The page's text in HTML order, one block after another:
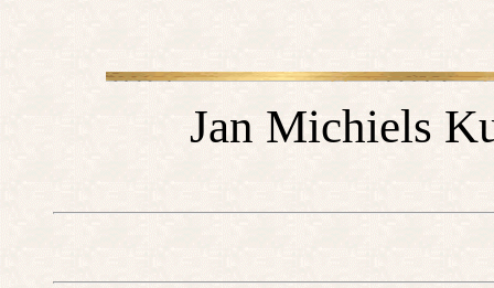
Jan Michiels